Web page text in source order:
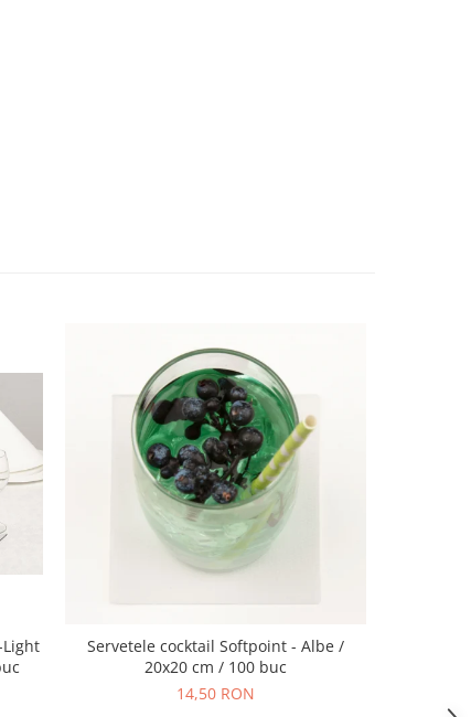
Servetele cocktail Softpoint - Albe /
20x20 cm / 100 buc
14,50 RON